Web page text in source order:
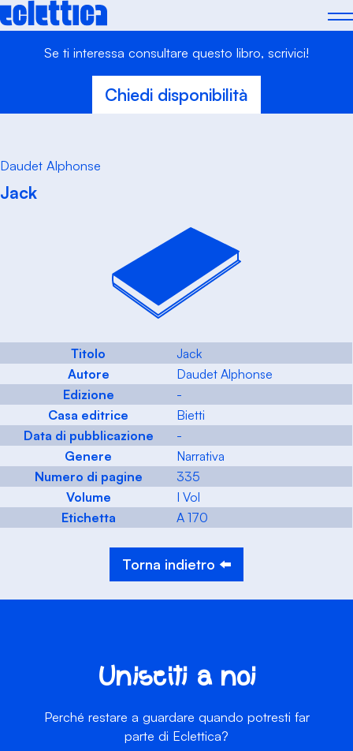
Skip
to
Se ti interessa consultare questo libro, scrivici!
Chiedi disponibilità
Daudet Alphonse
Jack
Titolo
Jack
Autore
Daudet Alphonse
Edizione
-
Casa editrice
Bietti
Data di pubblicazione
-
Genere
Narrativa
Numero di pagine
335
Volume
I Vol
Etichetta
A 170
Torna indietro ⬅️
Unisciti a noi
Perché restare a guardare quando potresti far
parte di Eclettica?